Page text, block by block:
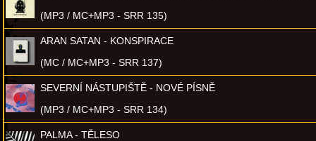
(MP3 / MC+MP3 - SRR 135)
ARAN SATAN - KONSPIRACE
(MC / MC+MP3 - SRR 137)
SEVERNÍ NÁSTUPIŠTĚ - NOVÉ PÍSNĚ
(MP3 / MC+MP3 - SRR 134)
PALMA - TĚLESO